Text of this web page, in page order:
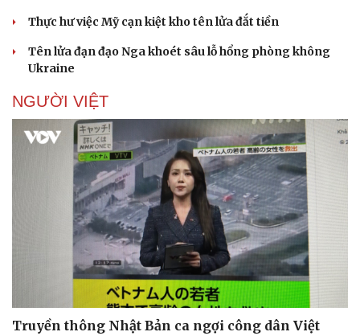
Dinh dưỡng - món ngon
Sản phụ khoa
Làm đẹp - giảm cân
Phòng mạch online
Ăn sạch sống khỏe
Đời sống
Nhà đẹp
Blog
Tình yêu - Gia đình
Thực hư việc Mỹ cạn kiệt kho tên lửa đắt tiền
Tên lửa đạn đạo Nga khoét sâu lỗ hổng phòng không
Ukraine
NGƯỜI VIỆT
Truyền thông Nhật Bản ca ngợi công dân Việt